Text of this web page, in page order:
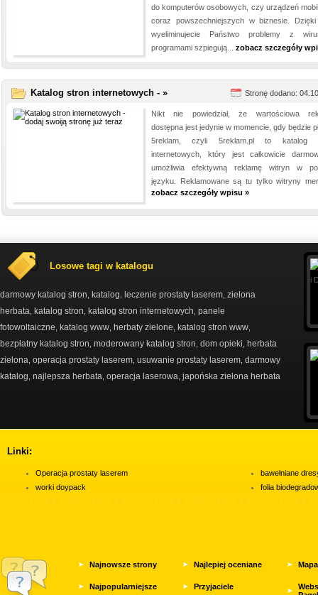
do komputerów osobowych, czy urządzeń
coraz powszechniejszych w biznesie.
wyeliminujecie Państwo problemy z
programami szpiegują... zobacz szczegóły
Katalog stron internetowych - » Stronę dodano:
Nikt nie powiedział, że wartościowa
dostępna jest jedynie w momencie, gdy będzie
5reklam, czyli 5reklam.pl to katalog
internetowych, który jest całkowicie
umożliwia efektywną reklamę witryn w
języku. Reklamowane są tu tylko witryny
zobacz szczegóły wpisu »
Losowe tagi w katalogu
darmowy katalog stron katalog leczenie prostaty laserem zielona
herbata katalog stron katalog stron internetowych panele
fotowoltaiczne
katalog www herbaty zielone katalog stron www
bezpłatny katalog stron moderowany katalog stron dom opieki
herbata
zielona operacja prostaty laserem usuwanie prostaty laserem darmowy
katalog najlepsza herbata operacja laserowa japońska zielona herbata
Linki:
Operacja prostaty laserem
worki doypack
bawełniane
folia
Najnowsze strony Najlepiej oceniane
Najpopularniejsze Przyjaciele